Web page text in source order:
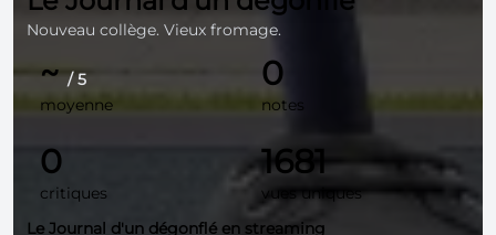
Nouveau collège. Vieux fromage.
~/ 5
moyenne
0
notes
0
critiques
1681
vues uniques
Le Journal d'un dégonflé en streaming